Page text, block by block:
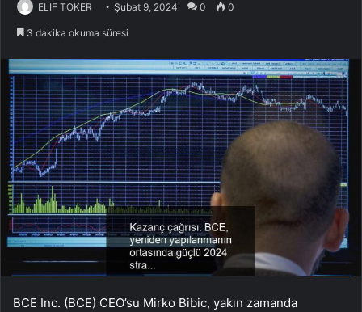
ELİF TOKER Şubat 9, 2024 0 0
3 dakika okuma süresi
BCE Inc. (BCE) CEO’su Mirko Bibic, yakın zamanda